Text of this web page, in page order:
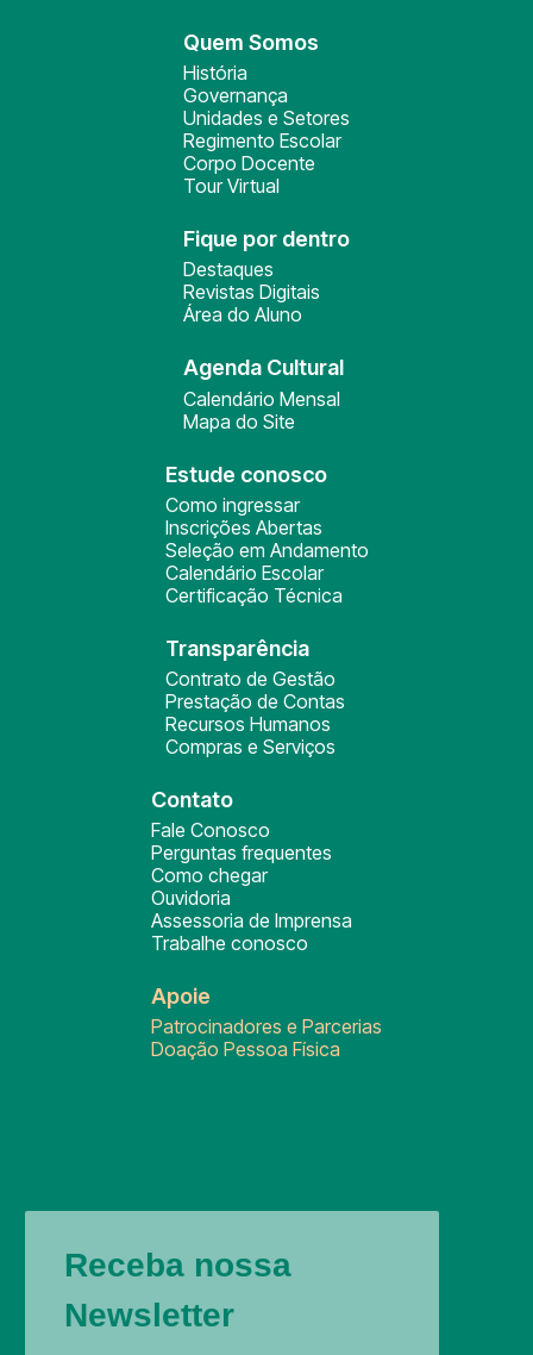
Quem Somos
História
Governança
Unidades e Setores
Regimento Escolar
Corpo Docente
Tour Virtual
Fique por dentro
Destaques
Revistas Digitais
Área do Aluno
Agenda Cultural
Calendário Mensal
Mapa do Site
Estude conosco
Como ingressar
Inscrições Abertas
Seleção em Andamento
Calendário Escolar
Certificação Técnica
Transparência
Contrato de Gestão
Prestação de Contas
Recursos Humanos
Compras e Serviços
Contato
Fale Conosco
Perguntas frequentes
Como chegar
Ouvidoria
Assessoria de Imprensa
Trabalhe conosco
Apoie
Patrocinadores e Parcerias
Doação Pessoa Física